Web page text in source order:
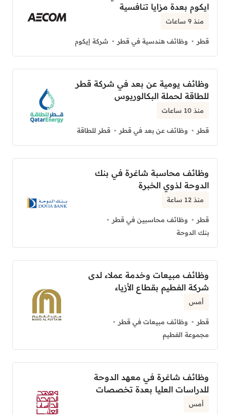
ايكوم بعدة مزايا تنافسية
منذ 9 ساعات
قطر وظائف هندسية في قطر شركة إيكوم
وظائف يومية عن بعد في شركة قطر
للطاقة لحملة البكالوريوس
منذ 10 ساعات
قطر وظائف عن بعد في قطر قطر للطاقة
وظائف محاسبة شاغرة في بنك
الدوحة لذوي الخبرة
منذ 12 ساعة
قطر
وظائف محاسبين في قطر
بنك الدوحة
وظائف مبيعات وخدمة عملاء لدى
شركة الفطيم بقطاع الأزياء
أمس
قطر
وظائف مبيعات في قطر
مجموعة الفطيم
وظائف شاغرة في معهد الدوحة
للدراسات العليا بعدة تخصصات
أمس